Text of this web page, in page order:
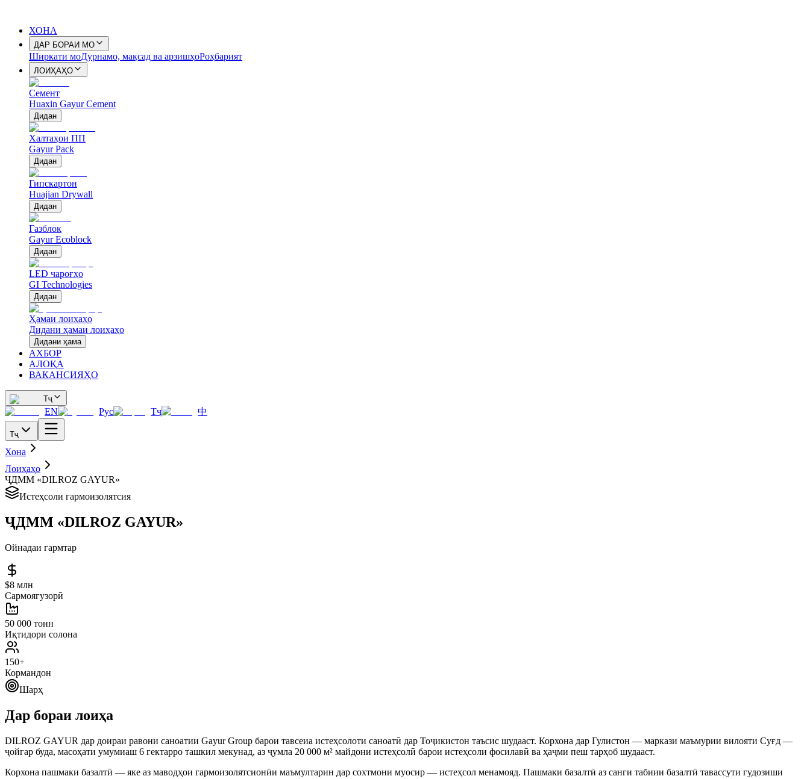
ХОНА
ДАР БОРАИ МО
Ширкати моДурнамо, мақсад ва арзишҳоРоҳбарият
ЛОИҲАҲО
Семент
Huaxin Gayur Cement
Дидан
Халтаҳои ПП
Gayur Pack
Дидан
Гипскартон
Huajian Drywall
Дидан
Газблок
Gayur Ecoblock
Дидан
LED чароғҳо
GI Technologies
Дидан
Ҳамаи лоиҳаҳо
Дидани ҳамаи лоиҳаҳо
Дидани ҳама
АХБОР
АЛОҚА
ВАКАНСИЯҲО
Тҷ
EN Рус Тҷ 中
Тҷ
Хона
Лоиҳаҳо
ҶДММ «DILROZ GAYUR»
Истеҳсоли гармоизолятсия
ҶДММ «DILROZ GAYUR»
Ойнадаи гармтар
$8 млн
Сармоягузорӣ
50 000 тонн
Иқтидори солона
150+
Кормандон
Шарҳ
Дар бораи лоиҳа
DILROZ GAYUR дар доираи равони саноатии Gayur Group барои тавсеиа истеҳсолоти саноатӣ дар Тоҷикистон таъсис шудааст. Корхона дар Гулистон — маркази маъмурии вилояти Суғд —
ҷойгар буда, масоҳати умумиаш 6 гектарро ташкил мекунад, аз ҷумла 20 000 м² майдони истеҳсолӣ барои истеҳсоли фосилавӣ ва ҳаҷми пеш тарҳоб шудааст.
Корхона пашмаки базалтӣ — яке аз маводҳои гармоизолятсионӣи маъмултарин дар сохтмони муосир — истеҳсол менамояд. Пашмаки базалтӣ аз санги табиии базалтӣ тавассути гудозиши